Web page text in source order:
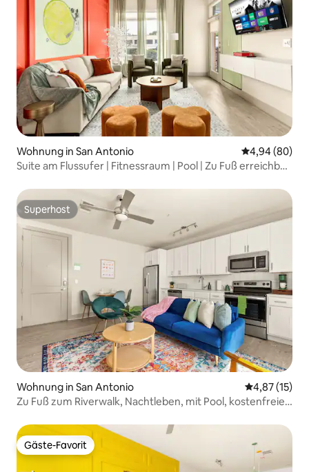
Wohnung in San Antonio
4,94 (80)
Suite am Flussufer | Fitnessraum | Pool | Zu Fuß erreichbar
Superhost
Superhost
Wohnung in San Antonio
4,87 (15)
Zu Fuß zum Riverwalk, Nachtleben, mit Pool, kostenfreies
Gäste-Favorit
Gäste-Favorit